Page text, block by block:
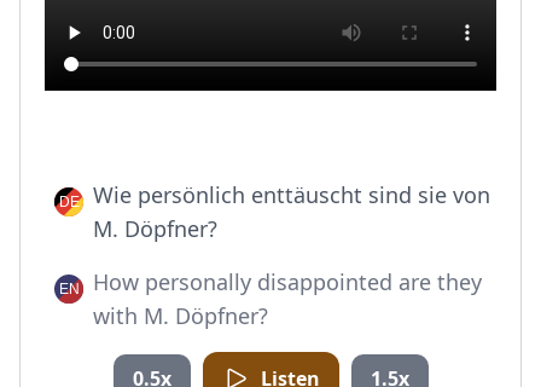
Wie persönlich enttäuscht sind sie von
M. Döpfner?
How personally disappointed are they
with M. Döpfner?
0.5x Listen 1.5x